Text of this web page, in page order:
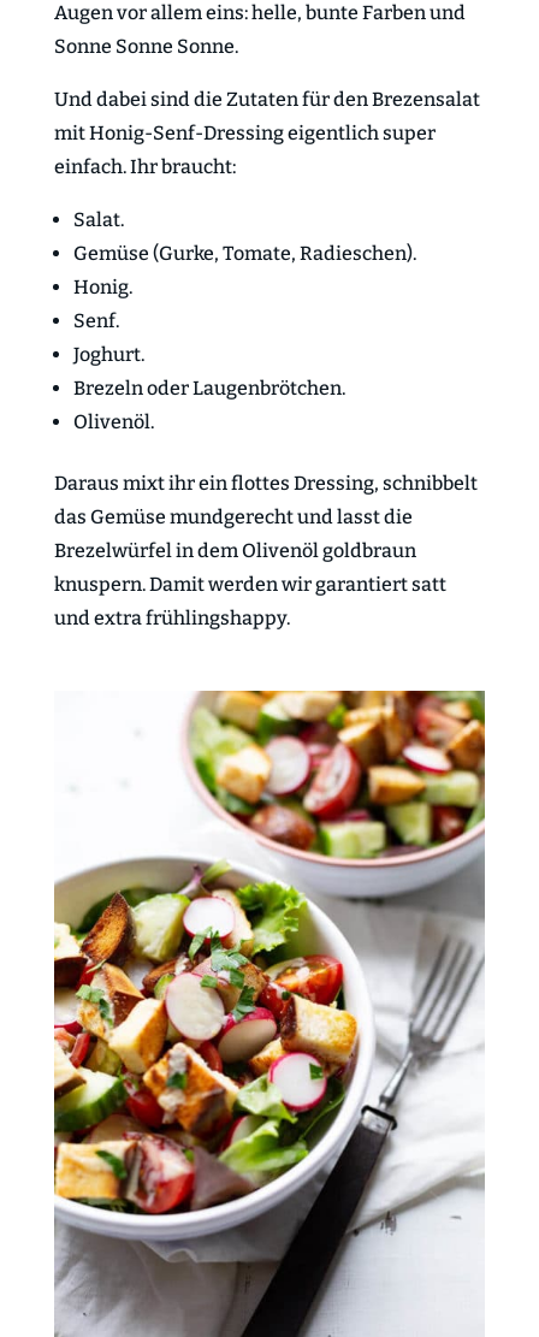
Augen vor allem eins: helle, bunte Farben und
Sonne Sonne Sonne.
Und dabei sind die Zutaten für den Brezensalat
mit Honig-Senf-Dressing eigentlich super
einfach. Ihr braucht:
Salat.
Gemüse (Gurke, Tomate, Radieschen).
Honig.
Senf.
Joghurt.
Brezeln oder Laugenbrötchen.
Olivenöl.
Daraus mixt ihr ein flottes Dressing, schnibbelt
das Gemüse mundgerecht und lasst die
Brezelwürfel in dem Olivenöl goldbraun
knuspern. Damit werden wir garantiert satt
und extra frühlingshappy.